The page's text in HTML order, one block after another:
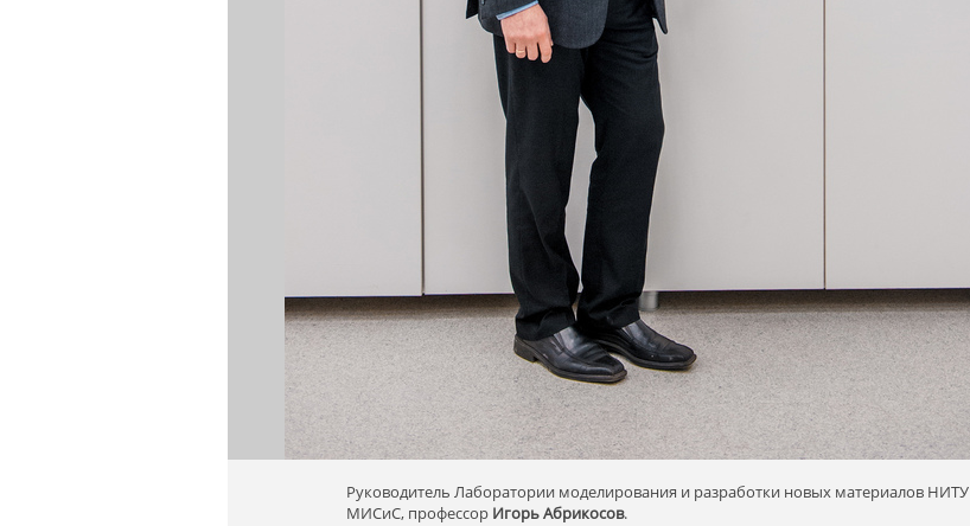
Руководитель Лаборатории моделирования и разработки новых материалов НИТУ
МИСиС, профессор Игорь Абрикосов.